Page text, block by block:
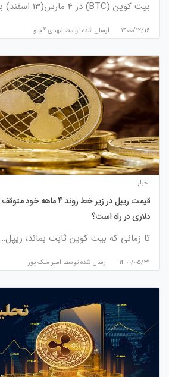
بیت کوین (BTC) در 4 مارس(13 اسفند) به…
۱۴۰۰/۱۲/۱۶ ارسال شده توسط مهدی گچلو
اخبار
دلاری در راه است؟
تا زمانی که بیت کوین ثابت بماند، ریپل…
۱۴۰۰/۰۵/۳۱ ارسال شده توسط امیر ملک پور